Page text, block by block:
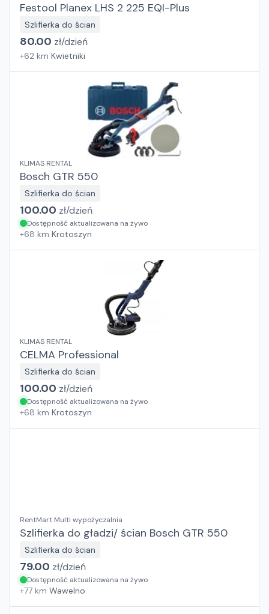
Festool Planex LHS 2 225 EQI-Plus
Szlifierka do ścian
80.00 zł/dzień
+62 km Kwietniki
KLIMAS RENTAL
Bosch GTR 550
Szlifierka do ścian
100.00 zł/dzień
Dostępność aktualizowana na żywo
+68 km Krotoszyn
KLIMAS RENTAL
CELMA Professional
Szlifierka do ścian
100.00 zł/dzień
Dostępność aktualizowana na żywo
+68 km Krotoszyn
RentMart Multi wypożyczalnia
Szlifierka do gładzi/ ścian Bosch GTR 550
Szlifierka do ścian
79.00 zł/dzień
Dostępność aktualizowana na żywo
+77 km Wawelno